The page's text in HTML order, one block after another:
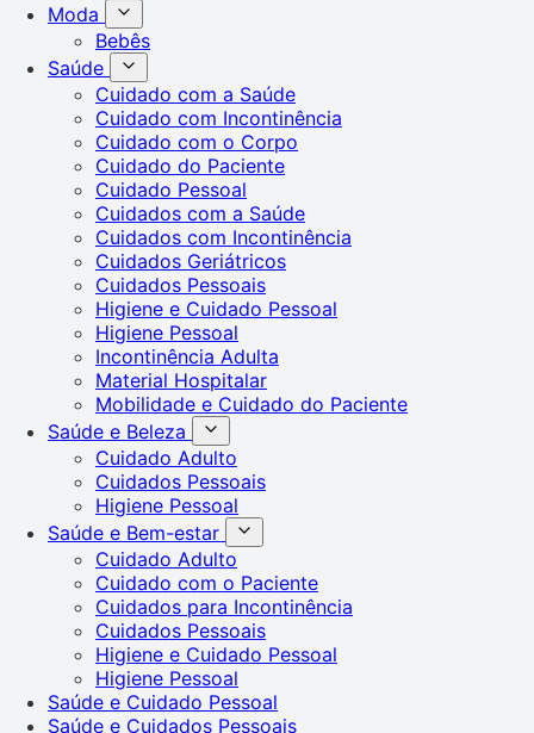
Moda
Bebês
Saúde
Cuidado com a Saúde
Cuidado com Incontinência
Cuidado com o Corpo
Cuidado do Paciente
Cuidado Pessoal
Cuidados com a Saúde
Cuidados com Incontinência
Cuidados Geriátricos
Cuidados Pessoais
Higiene e Cuidado Pessoal
Higiene Pessoal
Incontinência Adulta
Material Hospitalar
Mobilidade e Cuidado do Paciente
Saúde e Beleza
Cuidado Adulto
Cuidados Pessoais
Higiene Pessoal
Saúde e Bem-estar
Cuidado Adulto
Cuidado com o Paciente
Cuidados para Incontinência
Cuidados Pessoais
Higiene e Cuidado Pessoal
Higiene Pessoal
Saúde e Cuidado Pessoal
Saúde e Cuidados Pessoais